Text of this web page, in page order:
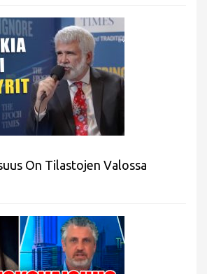
On Tilastojen Valossa